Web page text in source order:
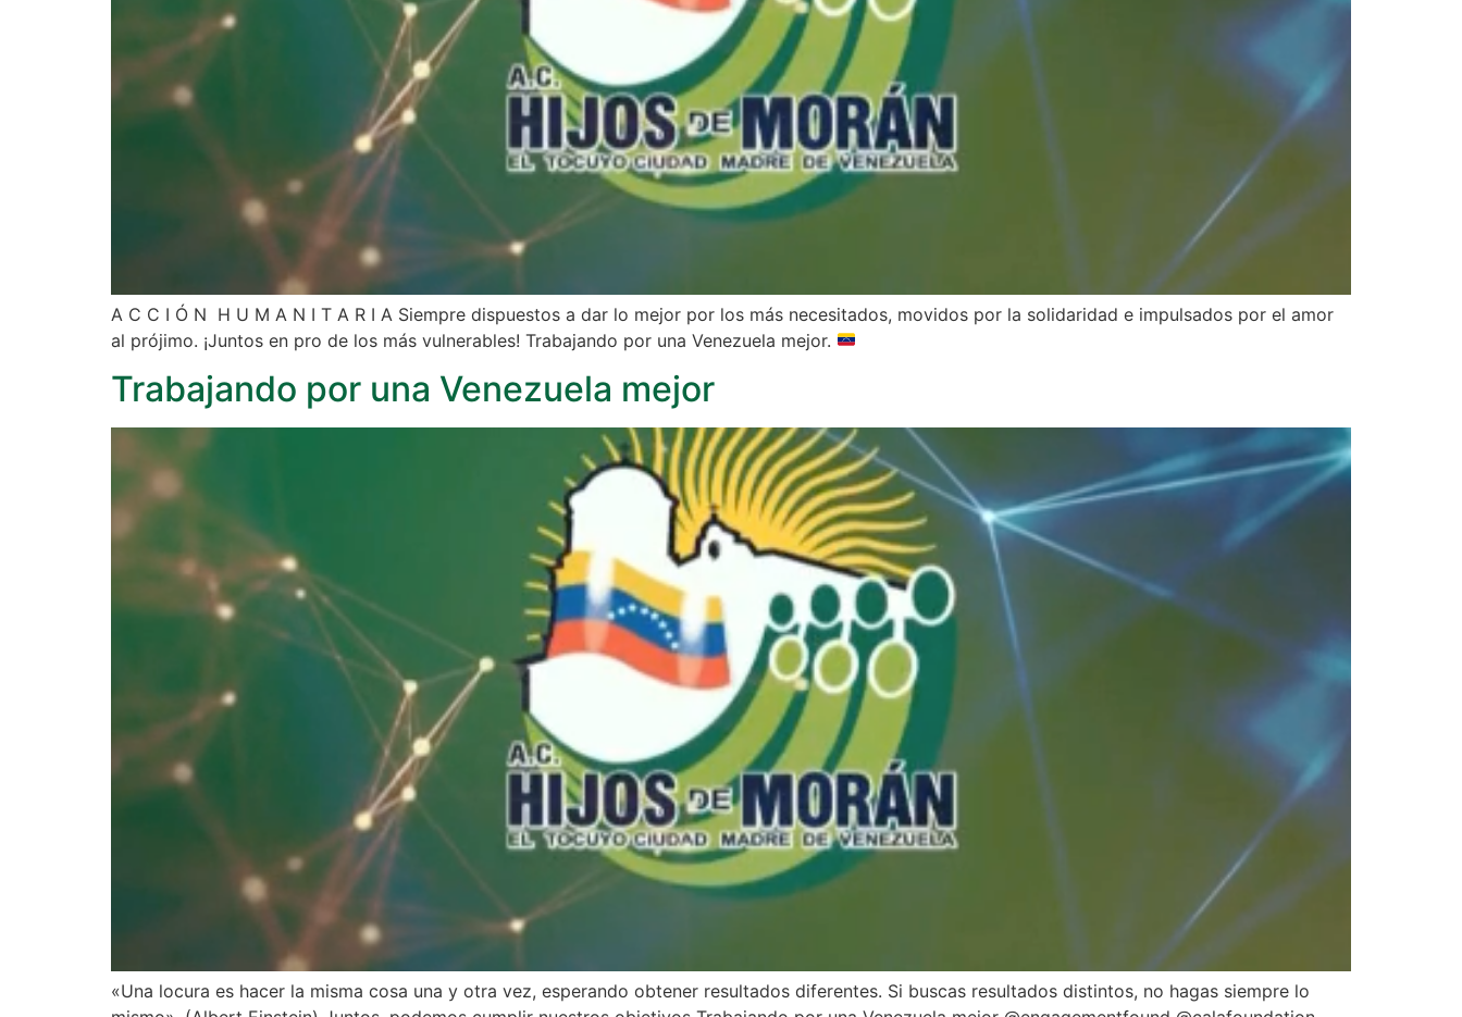
A C C I Ó N H U M A N I T A R I A Siempre dispuestos a dar lo mejor por los más necesitados, movidos por la solidaridad e impulsados por el amor
al prójimo. ¡Juntos en pro de los más vulnerables! Trabajando por una Venezuela mejor.
Trabajando por una Venezuela mejor
«Una locura es hacer la misma cosa una y otra vez, esperando obtener resultados diferentes. Si buscas resultados distintos, no hagas siempre lo